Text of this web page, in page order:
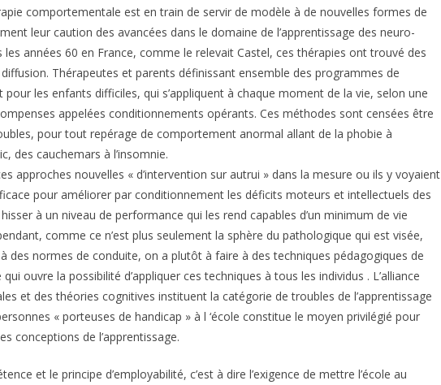
comportementale est en train de servir de modèle à de nouvelles formes de
leur caution des avancées dans le domaine de l’apprentissage des neuro-
les années 60 en France, comme le relevait Castel, ces thérapies ont trouvé des
Thérapeutes et parents définissant ensemble des programmes de
les enfants difficiles, qui s’appliquent à chaque moment de la vie, selon une
appelées conditionnements opérants. Ces méthodes sont censées être
pour tout repérage de comportement anormal allant de la phobie à
des cauchemars à l’insomnie.
approches nouvelles « d’intervention sur autrui » dans la mesure ou ils y voyaient
pour améliorer par conditionnement les déficits moteurs et intellectuels des
à un niveau de performance qui les rend capables d’un minimum de vie
comme ce n’est plus seulement la sphère du pathologique qui est visée,
des normes de conduite, on a plutôt à faire à des techniques pédagogiques de
ouvre la possibilité d’appliquer ces techniques à tous les individus . L’alliance
et des théories cognitives instituent la catégorie de troubles de l’apprentissage
« porteuses de handicap » à l ‘école constitue le moyen privilégié pour
conceptions de l’apprentissage.
et le principe d’employabilité, c’est à dire l’exigence de mettre l’école au